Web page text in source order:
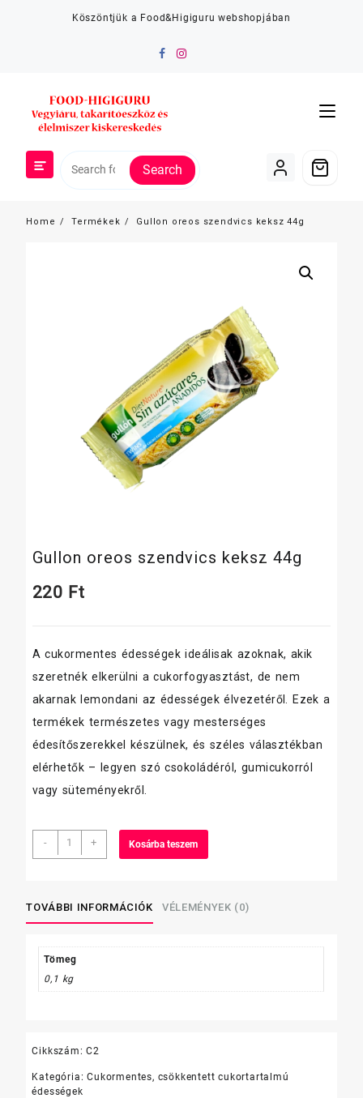
Köszöntjük a Food&Higiguru webshopjában
Search
Home Termékek Gullon oreos szendvics keksz 44g
Gullon oreos szendvics keksz 44g
220 Ft
A cukormentes édességek ideálisak azoknak, akik
szeretnék elkerülni a cukorfogyasztást, de nem
akarnak lemondani az édességek élvezetéről. Ezek a
termékek természetes vagy mesterséges
édesítőszerekkel készülnek, és széles választékban
elérhetők – legyen szó csokoládéról, gumicukorról
vagy süteményekről.
-
Gullon
oreos
44g
mennyiség
+ Kosárba teszem
TOVÁBBI INFORMÁCIÓK VÉLEMÉNYEK (0)
Tömeg
0,1 kg
Cikkszám:C2
Kategória:Cukormentes, csökkentett cukortartalmú
édességek